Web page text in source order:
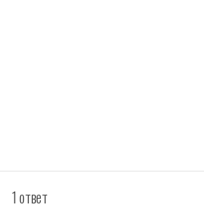
1 ответ